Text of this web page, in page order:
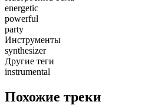
energetic
powerful
party
Инструменты
synthesizer
Другие теги
instrumental
Похожие треки